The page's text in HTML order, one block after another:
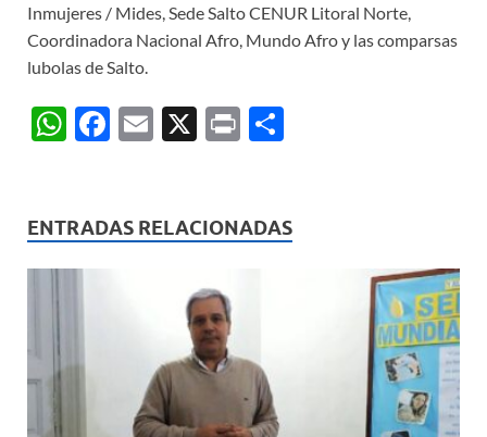
Inmujeres / Mides, Sede Salto CENUR Litoral Norte,
Coordinadora Nacional Afro, Mundo Afro y las comparsas
lubolas de Salto.
W
s
A
F
b
E
X
P
p
ENTRADAS RELACIONADAS